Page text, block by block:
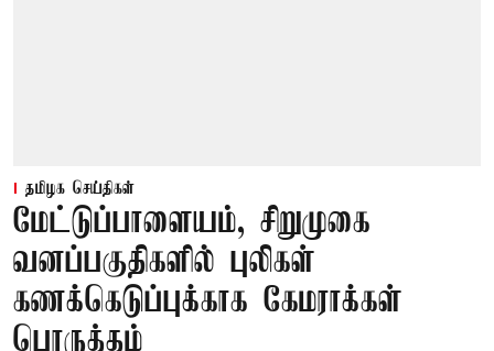
தமிழக செய்திகள்
மேட்டுப்பாளையம், சிறுமுகை
வனப்பகுதிகளில் புலிகள்
கணக்கெடுப்புக்காக கேமராக்கள்
பொருத்தம்